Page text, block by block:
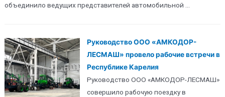
объединило ведущих представителей автомобильной ...
Руководство ООО «АМКОДОР-
ЛЕСМАШ» провело рабочие встречи в
Республике Карелия
Руководство ООО «АМКОДОР-ЛЕСМАШ»
совершило рабочую поездку в